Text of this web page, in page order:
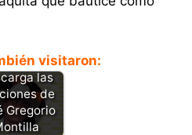
visitaron:
las
de
Gregorio